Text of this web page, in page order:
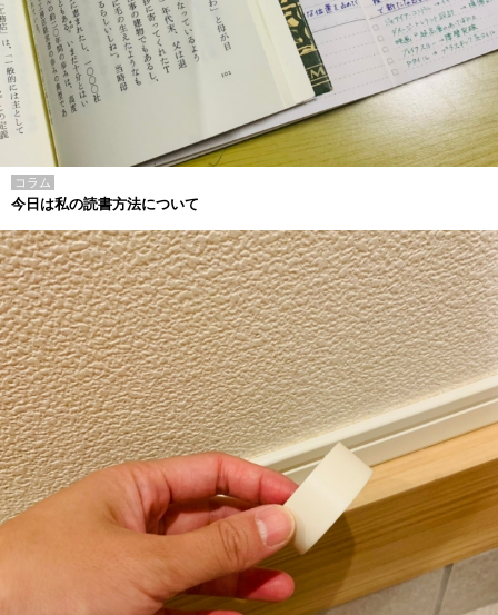
コラム
今日は私の読書方法について